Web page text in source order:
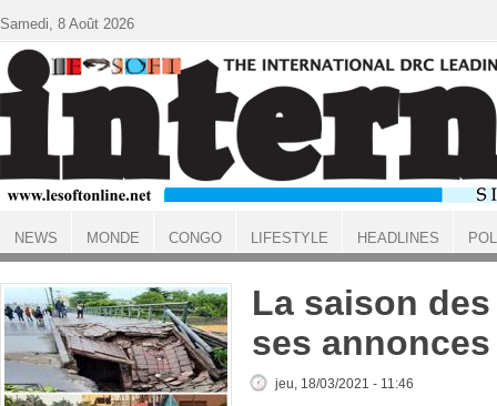
ACCUEIL
La saison
ses
jeu, 18/03/2021 - 11:46
Samedi, 8 Août 2026
NEWS MONDE CONGO LIFESTYLE HEADLINES